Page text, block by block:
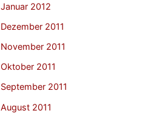
Januar 2012
Dezember 2011
November 2011
Oktober 2011
September 2011
August 2011